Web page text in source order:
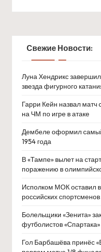
Свежие Новости:
Луна Хендрикс
звезда фигурного
Гарри Кейн назвал
на ЧМ по игре в атаке
Дембеле оформил
1954 года
В «Тампе» вылет на
поражению в
Исполком МОК оставил
российских спортсменов
Болельщики «Зенита»
футболистов «Спартака»
Гол Барбашёва принёс